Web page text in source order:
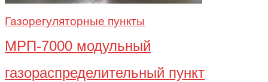
Газорегуляторные пункты
МРП-7000 модульный
газораспределительный пункт